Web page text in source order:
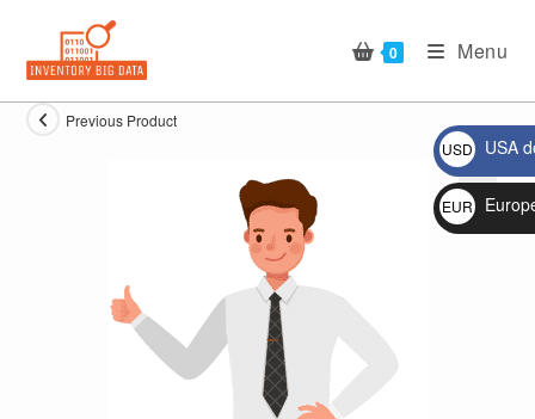
content
0 Menu
Previous Product
🔍
USD
$
USA
EUR
€